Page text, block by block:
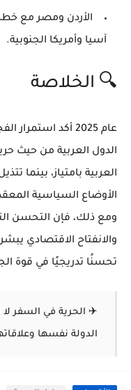
الأردن ومصرمع خطط
آسيا وأمريكا الجنوبية.
🔍 الخلاصة
عام 2025 أكد استمرار
الدول العربية من حيث حرية
العربية بامتياز، بينما
الأوضاع السياسية
ومع ذلك، فإن التحسن
والانفتاح الاقتصادي
تحسنًا تدريجيًا في قوة
✈️ الحرية في السفر
الدولة نفسها